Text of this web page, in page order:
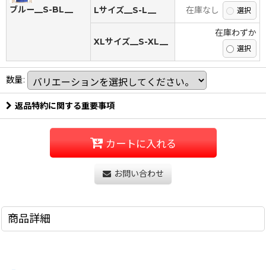
ブルー__S-BL__ Lサイズ__S-L__ 在庫なし
XLサイズ__S-XL__
在庫わずか
数量:
返品特約に関する重要事項
カートに入れる
お問い合わせ
商品詳細